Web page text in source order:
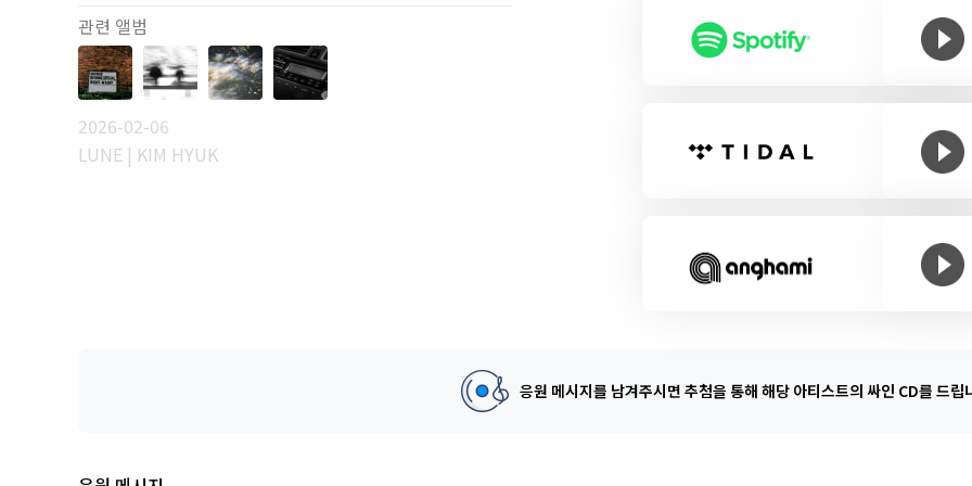
관련 앨범
2026-02-06
LUNE | KIM HYUK
응원 메시지를 남겨주시면 추첨을 통해 해당 아티스트의 싸인 CD를 드립